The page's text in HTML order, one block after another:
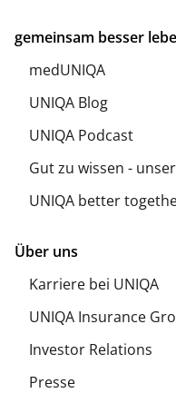
gemeinsam besser
medUNIQA
UNIQA Blog
UNIQA Podcast
Gut zu wissen -
UNIQA better
Über uns
Karriere bei UNIQA
UNIQA Insurance
Investor Relations
Presse